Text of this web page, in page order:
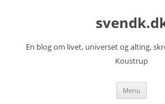
En blog om livet, universet og alting,
Koustrup
Menu